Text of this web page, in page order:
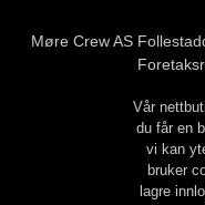
Møre Crew AS
Vår
du får en
vi kan
bruker
lagre